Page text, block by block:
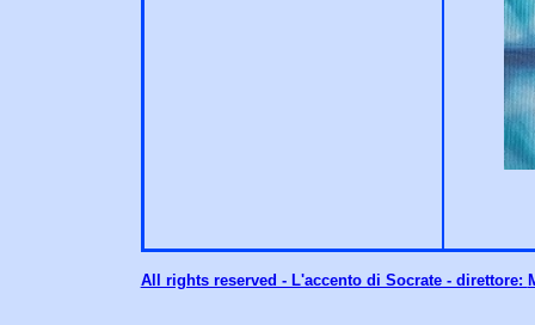
All rights reserved - L'accento di Socrate - direttore: